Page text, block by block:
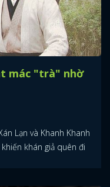
mác "trà" nhờ
Lạn và Khanh Khanh
khán giả quên đi